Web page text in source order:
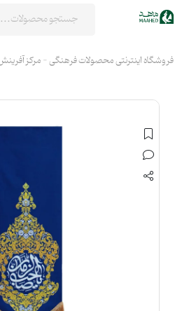
فروشگاه اینترنتی محصولات فرهنگی - مرکز